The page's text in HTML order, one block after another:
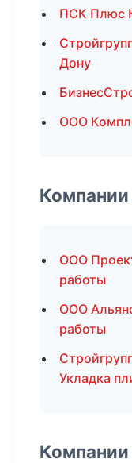
ПСК Плюс
Дону
ООО
ООО
работы
ООО
работы
Укладка
Компании